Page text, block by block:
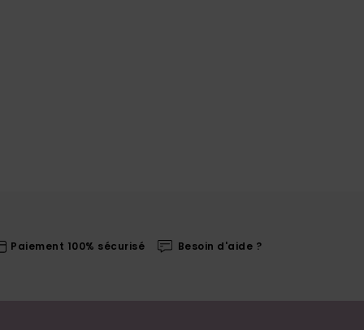
Paiement 100% sécurisé Besoin d'aide ?